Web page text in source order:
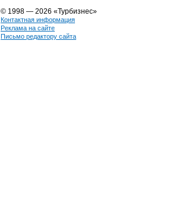
© 1998 — 2026 «Турбизнес»
Контактная информация
Реклама на сайте
Письмо редактору сайта